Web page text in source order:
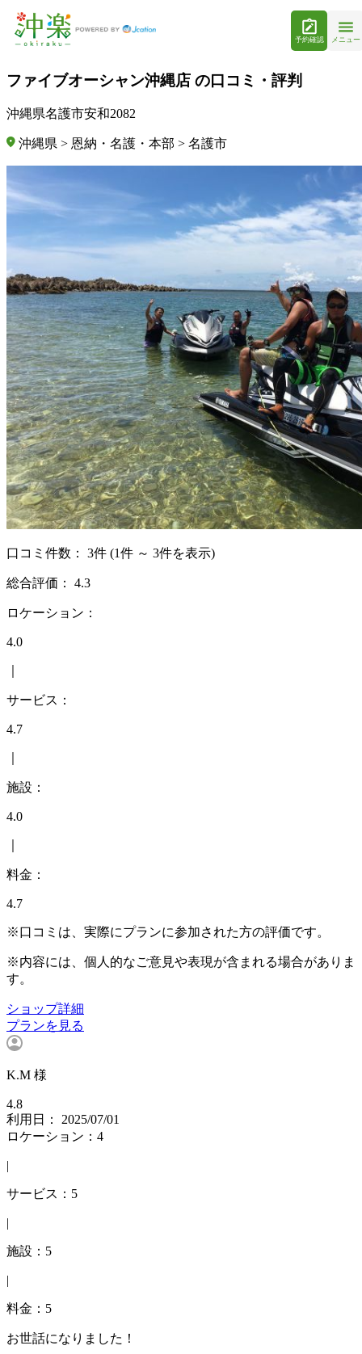
予約確認 メニュー
ファイブオーシャン沖縄店 の口コミ・評判
沖縄県名護市安和2082
沖縄県 > 恩納・名護・本部 > 名護市
口コミ件数： 3件 (1件 ～ 3件を表示)
総合評価： 4.3
ロケーション：
4.0
サービス：
4.7
施設：
4.0
料金：
4.7
※口コミは、実際にプランに参加された方の評価です。
※内容には、個人的なご意見や表現が含まれる場合がありま
す。
ショップ詳細
プランを見る
K.M 様
4.8
利用日： 2025/07/01
ロケーション：4
|
サービス：5
|
施設：5
|
料金：5
お世話になりました！